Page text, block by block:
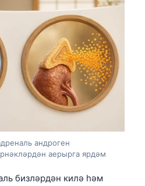
андроген
аерырга ярдәм
бизләрдән килә һәм